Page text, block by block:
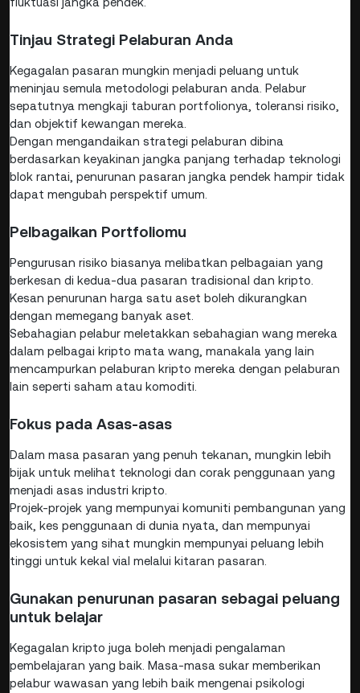
Tinjau Strategi Pelaburan Anda
Kegagalan pasaran mungkin menjadi peluang untuk
meninjau semula metodologi pelaburan anda. Pelabur
sepatutnya mengkaji taburan portfolionya, toleransi risiko,
dan objektif kewangan mereka.
Dengan mengandaikan strategi pelaburan dibina
berdasarkan keyakinan jangka panjang terhadap teknologi
blok rantai, penurunan pasaran jangka pendek hampir tidak
dapat mengubah perspektif umum.
Pelbagaikan Portfoliomu
Pengurusan risiko biasanya melibatkan pelbagaian yang
berkesan di kedua-dua pasaran tradisional dan kripto.
Kesan penurunan harga satu aset boleh dikurangkan
dengan memegang banyak aset.
Sebahagian pelabur meletakkan sebahagian wang mereka
dalam pelbagai kripto mata wang, manakala yang lain
mencampurkan pelaburan kripto mereka dengan pelaburan
lain seperti saham atau komoditi.
Fokus pada Asas-asas
Dalam masa pasaran yang penuh tekanan, mungkin lebih
bijak untuk melihat teknologi dan corak penggunaan yang
menjadi asas industri kripto.
Projek-projek yang mempunyai komuniti pembangunan yang
baik, kes penggunaan di dunia nyata, dan mempunyai
ekosistem yang sihat mungkin mempunyai peluang lebih
tinggi untuk kekal vial melalui kitaran pasaran.
Gunakan penurunan pasaran sebagai peluang
untuk belajar
Kegagalan kripto juga boleh menjadi pengalaman
pembelajaran yang baik. Masa-masa sukar memberikan
pelabur wawasan yang lebih baik mengenai psikologi